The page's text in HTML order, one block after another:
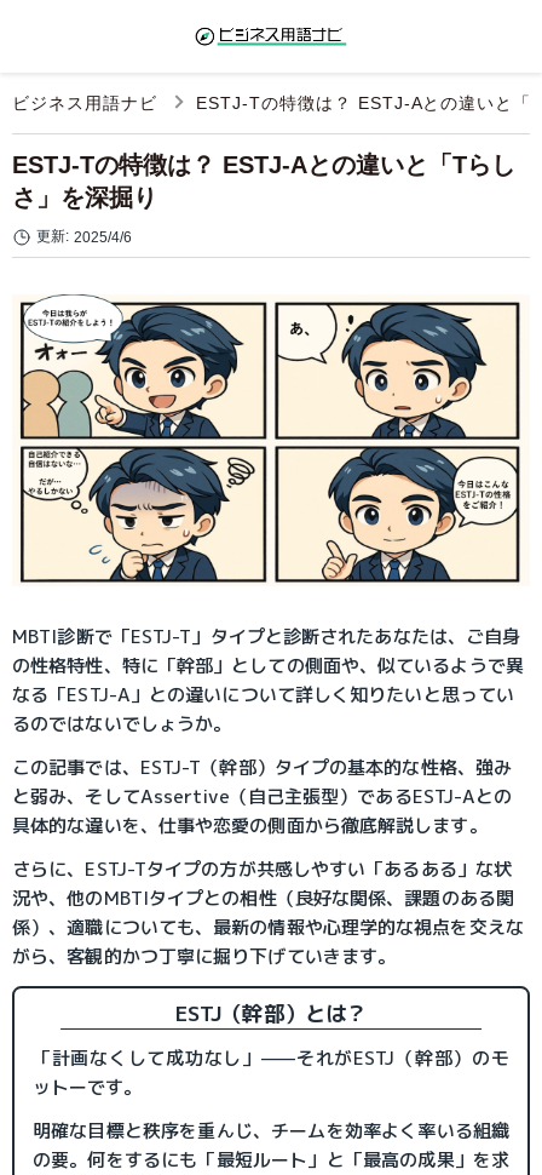
ビジネス用語ナビ ESTJ-Tの特徴は？ ESTJ-Aとの違いと「
ESTJ-Tの特徴は？ ESTJ-Aとの違いと「Tらし
さ」を深掘り
更新: 2025/4/6
MBTI診断で「ESTJ-T」タイプと診断されたあなたは、ご自身
の性格特性、特に「幹部」としての側面や、似ているようで異
なる「ESTJ-A」との違いについて詳しく知りたいと思ってい
るのではないでしょうか。
この記事では、ESTJ-T（幹部）タイプの基本的な性格、強み
と弱み、そしてAssertive（自己主張型）であるESTJ-Aとの
具体的な違いを、仕事や恋愛の側面から徹底解説します。
さらに、ESTJ-Tタイプの方が共感しやすい「あるある」な状
況や、他のMBTIタイプとの相性（良好な関係、課題のある関
係）、適職についても、最新の情報や心理学的な視点を交えな
がら、客観的かつ丁寧に掘り下げていきます。
ESTJ（幹部）とは？
「計画なくして成功なし」——それがESTJ（幹部）のモ
ットーです。
明確な目標と秩序を重んじ、チームを効率よく率いる組織
の要。何をするにも「最短ルート」と「最高の成果」を求